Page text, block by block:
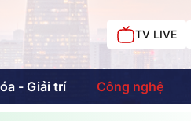
TV LIVE
- Giải trí Công nghệ